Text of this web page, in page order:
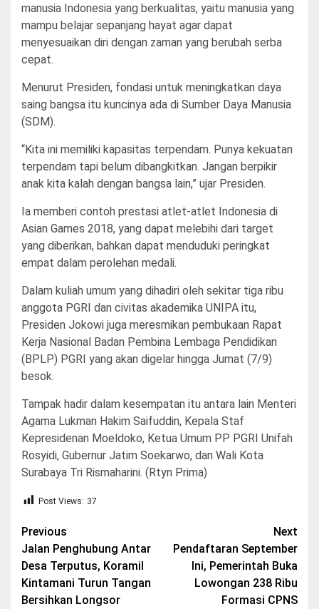
manusia Indonesia yang berkualitas, yaitu manusia yang
mampu belajar sepanjang hayat agar dapat
menyesuaikan diri dengan zaman yang berubah serba
cepat.
Menurut Presiden, fondasi untuk meningkatkan daya
saing bangsa itu kuncinya ada di Sumber Daya Manusia
(SDM).
“Kita ini memiliki kapasitas terpendam. Punya kekuatan
terpendam tapi belum dibangkitkan. Jangan berpikir
anak kita kalah dengan bangsa lain,” ujar Presiden.
Ia memberi contoh prestasi atlet-atlet Indonesia di
Asian Games 2018, yang dapat melebihi dari target
yang diberikan, bahkan dapat menduduki peringkat
empat dalam perolehan medali.
Dalam kuliah umum yang dihadiri oleh sekitar tiga ribu
anggota PGRI dan civitas akademika UNIPA itu,
Presiden Jokowi juga meresmikan pembukaan Rapat
Kerja Nasional Badan Pembina Lembaga Pendidikan
(BPLP) PGRI yang akan digelar hingga Jumat (7/9)
besok.
Tampak hadir dalam kesempatan itu antara lain Menteri
Agama Lukman Hakim Saifuddin, Kepala Staf
Kepresidenan Moeldoko, Ketua Umum PP PGRI Unifah
Rosyidi, Gubernur Jatim Soekarwo, dan Wali Kota
Surabaya Tri Rismaharini. (Rtyn Prima)
Post Views: 37
Post
navigation
Previous
Jalan Penghubung Antar
Desa Terputus, Koramil
Kintamani Turun Tangan
Bersihkan Longsor
Next
Pendaftaran September
Ini, Pemerintah Buka
Lowongan 238 Ribu
Formasi CPNS